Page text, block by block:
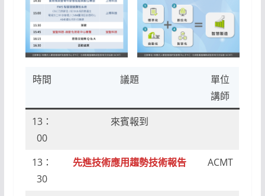
時間 議題
單位
講師
13：
00
來賓報到
13：
30
先進技術應用趨勢技術報告 ACMT